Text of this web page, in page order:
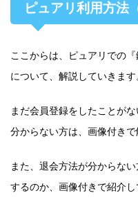
ピュアリ利用方法
ここからは、ピュアリでの
について、解説していきます
まだ会員登録をしたことが
分からない方は、画像付き
また、退会方法が分からな
するのか、画像付きで紹介し